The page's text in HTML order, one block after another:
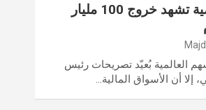
أسواق الأسهم العالمية تشهد خروج 100 مليار
العالمية بُعيّد تصريحات رئيس
إلا أن الأسواق المالية…